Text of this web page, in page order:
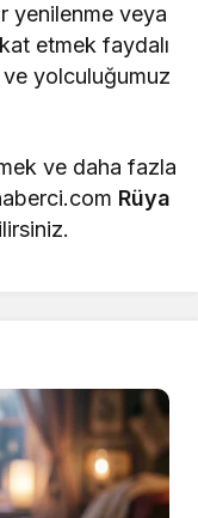
yenilenme veya
etmek faydalı
yolculuğumuz
ve daha fazla
Rüya